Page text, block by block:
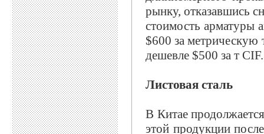
рынку, отказавшись
стоимость арматуры
$600 за
дешевле $500 за т CIF.
Листовая сталь
В Китае
этой продукции